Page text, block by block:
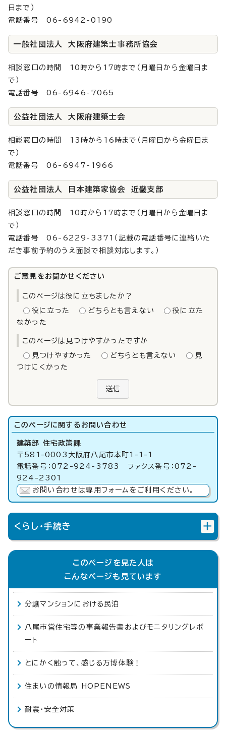
日まで）
電話番号 06-6942-0190
一般社団法人 大阪府建築士事務所協会
相談窓口の時間 10時から17時まで（月曜日から金曜日ま
で）
電話番号 06-6946-7065
公益社団法人 大阪府建築士会
相談窓口の時間 13時から16時まで（月曜日から金曜日ま
で）
電話番号 06-6947-1966
公益社団法人 日本建築家協会 近畿支部
相談窓口の時間 10時から17時まで（月曜日から金曜日ま
で）
電話番号 06-6229-3371（記載の電話番号に連絡いた
だき事前予約のうえ面談で相談対応します。）
ご意見をお聞かせください
このページは役に立ちましたか？
役に立った どちらとも言えない
役に立た
なかった
このページは見つけやすかったですか
見つけやすかった どちらとも言えない
見
つけにくかった
送信
このページに関する お問い合わせ
建築部 住宅政策課
〒581-0003大阪府八尾市本町1-1-1
電話番号：072-924-3783 ファクス番号：072-
924-2301
お問い合わせは専用フォームをご利用ください。
くらし・手続き
このページを見た人は
こんなページも見ています
分譲マンションにおける民泊
八尾市営住宅等の事業報告書およびモニタリングレポ
ート
とにかく触って、感じる万博体験！
住まいの情報局 HOPENEWS
耐震・安全対策